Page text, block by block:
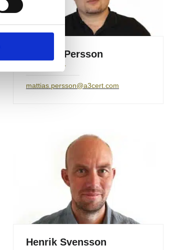
Mattias Persson
Lead Auditor
mattias.persson@a3cert.com
Henrik Svensson